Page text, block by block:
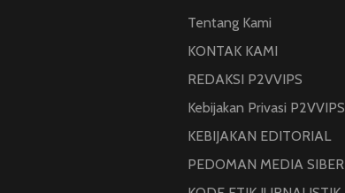
Tentang Kami
KONTAK KAMI
REDAKSI P2VVIPS
Kebijakan Privasi P2VVIPS
KEBIJAKAN EDITORIAL
PEDOMAN MEDIA SIBER